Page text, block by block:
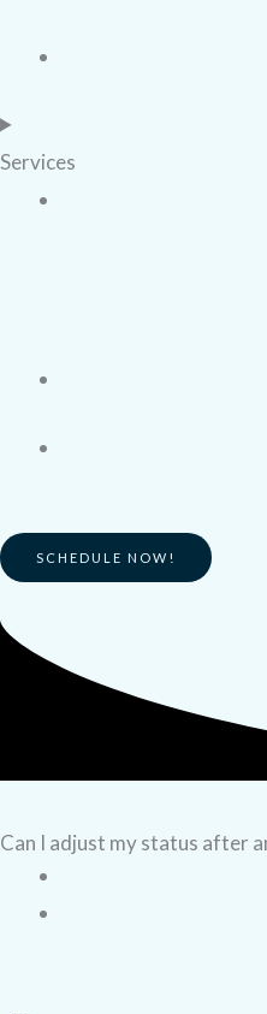
Services
SCHEDULE NOW!
Can I adjust my status after